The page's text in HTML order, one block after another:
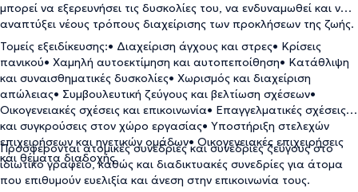
μπορεί να εξερευνήσει τις δυσκολίες του, να ενδυναμωθεί και να
αναπτύξει νέους τρόπους διαχείρισης των προκλήσεων της ζωής.
Τομείς εξειδίκευσης:• Διαχείριση άγχους και στρες• Κρίσεις
πανικού• Χαμηλή αυτοεκτίμηση και αυτοπεποίθηση• Κατάθλιψη
και συναισθηματικές δυσκολίες• Χωρισμός και διαχείριση
απώλειας• Συμβουλευτική ζεύγους και βελτίωση σχέσεων•
Οικογενειακές σχέσεις και επικοινωνία• Επαγγελματικές σχέσεις
και συγκρούσεις στον χώρο εργασίας• Υποστήριξη στελεχών
επιχειρήσεων και ηγετικών ομάδων• Οικογενειακές επιχειρήσεις
και θέματα διαδοχής
Προσφέρονται ατομικές συνεδρίες και συνεδρίες ζεύγους στο
ιδιωτικό γραφείο, καθώς και διαδικτυακές συνεδρίες για άτομα
που επιθυμούν ευελιξία και άνεση στην επικοινωνία τους.